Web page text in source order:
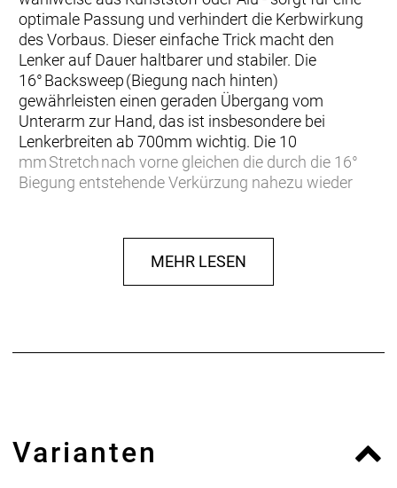
optimale Passung und verhindert die Kerbwirkung
des Vorbaus. Dieser einfache Trick macht den
Lenker auf Dauer haltbarer und stabiler. Die
16° Backsweep (Biegung nach hinten)
gewährleisten einen geraden Übergang vom
Unterarm zur Hand, das ist insbesondere bei
Lenkerbreiten ab 700mm wichtig. Die 10
mm Stretch nach vorne gleichen die durch die 16°
Biegung entstehende Verkürzung nahezu wieder
Position. Das beste Material, sorgfältig und präzise
gebogen und verarbeitet, machen den SQlab 311 zu
einem der hochwertigsten Lenker auf dem
auch langfristig möglich. Auch erhältlich mit
herkömmlichem 31.8 Klemmdurchmesser. Der
MEHR LESEN
Varianten